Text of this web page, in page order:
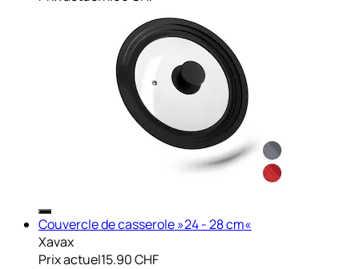
Couvercle de casserole »24 - 28 cm«
Xavax
Prix actuel15.90 CHF